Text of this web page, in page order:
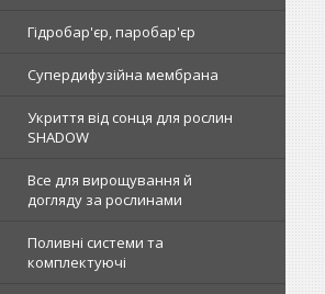
Гідробар'єр, паробар'єр
Супердифузійна мембрана
Укриття від сонця для рослин
SHADOW
Все для вирощування й
догляду за рослинами
Поливні системи та
комплектуючі